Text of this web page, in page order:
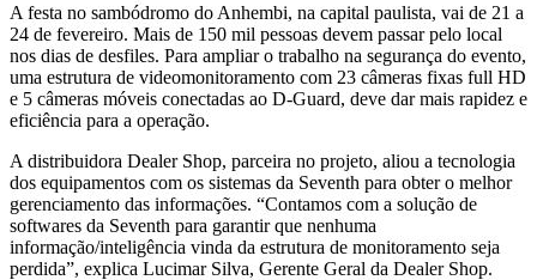
A festa no sambódromo do Anhembi, na capital paulista, vai de 21 a
24 de fevereiro. Mais de 150 mil pessoas devem passar pelo local
nos dias de desfiles. Para ampliar o trabalho na segurança do evento,
uma estrutura de videomonitoramento com 23 câmeras fixas full HD
e 5 câmeras móveis conectadas ao D-Guard, deve dar mais rapidez e
eficiência para a operação.
A distribuidora Dealer Shop, parceira no projeto, aliou a tecnologia
dos equipamentos com os sistemas da Seventh para obter o melhor
gerenciamento das informações. “Contamos com a solução de
softwares da Seventh para garantir que nenhuma
informação/inteligência vinda da estrutura de monitoramento seja
perdida”, explica Lucimar Silva, Gerente Geral da Dealer Shop.